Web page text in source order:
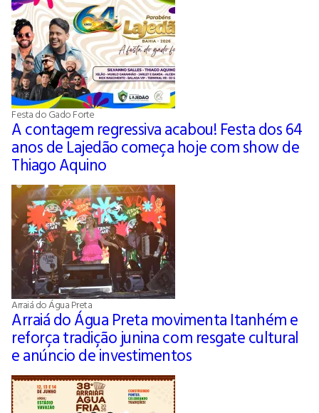
Festa do Gado Forte
A contagem regressiva acabou! Festa dos 64
anos de Lajedão começa hoje com show de
Thiago Aquino
Arraiá do Água Preta
Arraiá do Água Preta movimenta Itanhém e
reforça tradição junina com resgate cultural
e anúncio de investimentos